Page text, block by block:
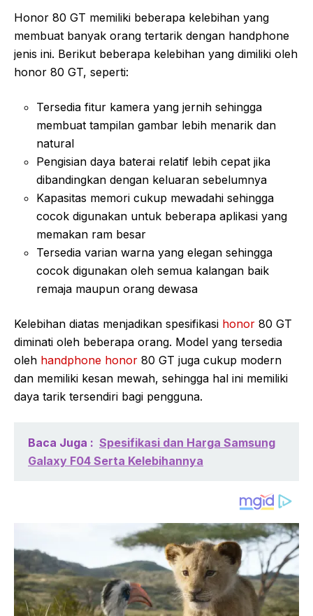
Honor 80 GT memiliki beberapa kelebihan yang
membuat banyak orang tertarik dengan handphone
jenis ini. Berikut beberapa kelebihan yang dimiliki oleh
honor 80 GT, seperti:
Tersedia fitur kamera yang jernih sehingga
membuat tampilan gambar lebih menarik dan
natural
Pengisian daya baterai relatif lebih cepat jika
dibandingkan dengan keluaran sebelumnya
Kapasitas memori cukup mewadahi sehingga
cocok digunakan untuk beberapa aplikasi yang
memakan ram besar
Tersedia varian warna yang elegan sehingga
cocok digunakan oleh semua kalangan baik
remaja maupun orang dewasa
Kelebihan diatas menjadikan spesifikasi honor 80 GT
diminati oleh beberapa orang. Model yang tersedia
oleh handphone honor 80 GT juga cukup modern
dan memiliki kesan mewah, sehingga hal ini memiliki
daya tarik tersendiri bagi pengguna.
Baca Juga : Spesifikasi dan Harga Samsung
Galaxy F04 Serta Kelebihannya